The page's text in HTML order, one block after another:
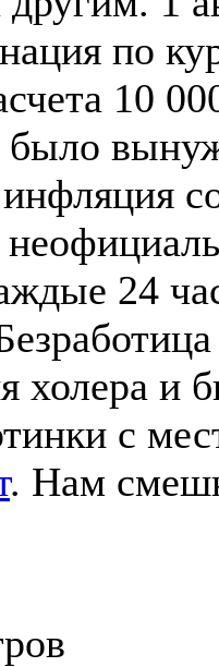
по
10
было
24
холера и
с
. Нам